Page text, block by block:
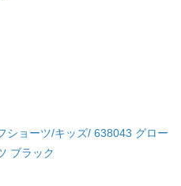
ショーツ/キッズ/ 638043 グロー
ブラック